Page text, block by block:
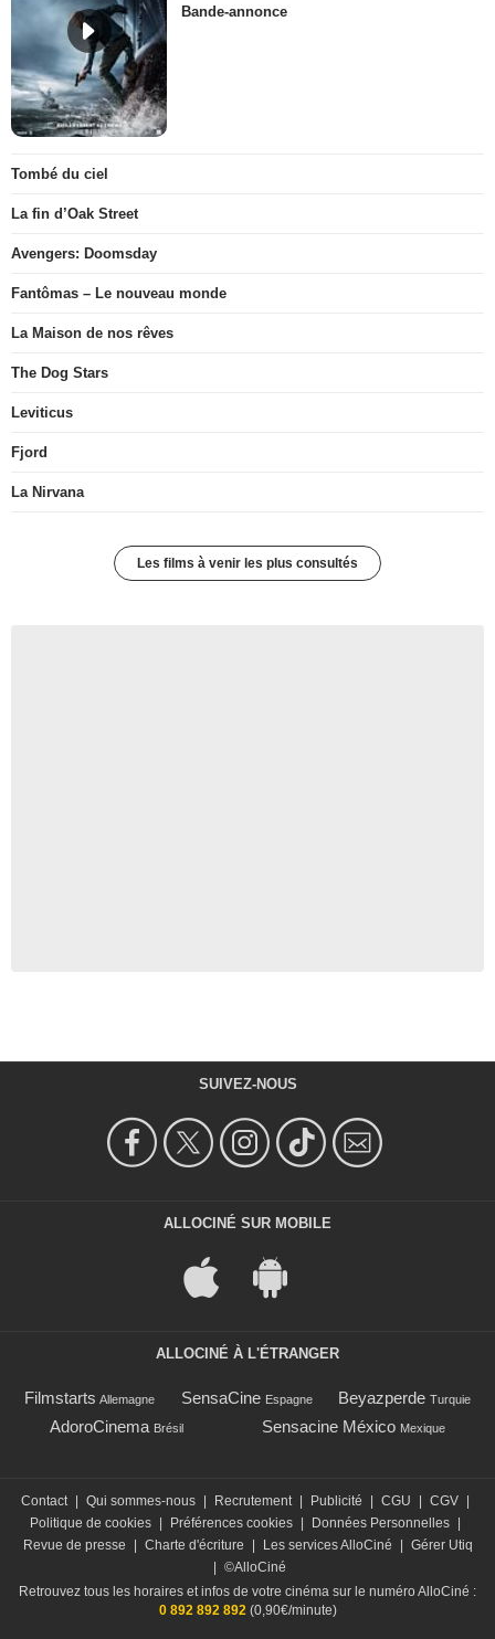
Bande-annonce
Tombé du ciel
La fin d’Oak Street
Avengers: Doomsday
Fantômas – Le nouveau monde
La Maison de nos rêves
The Dog Stars
Leviticus
Fjord
La Nirvana
Les films à venir les plus consultés
SUIVEZ-NOUS
ALLOCINÉ SUR MOBILE
ALLOCINÉ À L'ÉTRANGER
Filmstarts Allemagne SensaCine Espagne Beyazperde Turquie
AdoroCinema Brésil Sensacine México Mexique
Contact Qui sommes-nous Recrutement Publicité CGU CGV
Politique de cookies
Préférences cookies Données Personnelles
Revue de presse
Charte d'écriture Les services AlloCiné
Gérer Utiq
©AlloCiné
Retrouvez tous les horaires et infos de votre cinéma sur le numéro AlloCiné :
0 892 892 892(0,90€/minute)